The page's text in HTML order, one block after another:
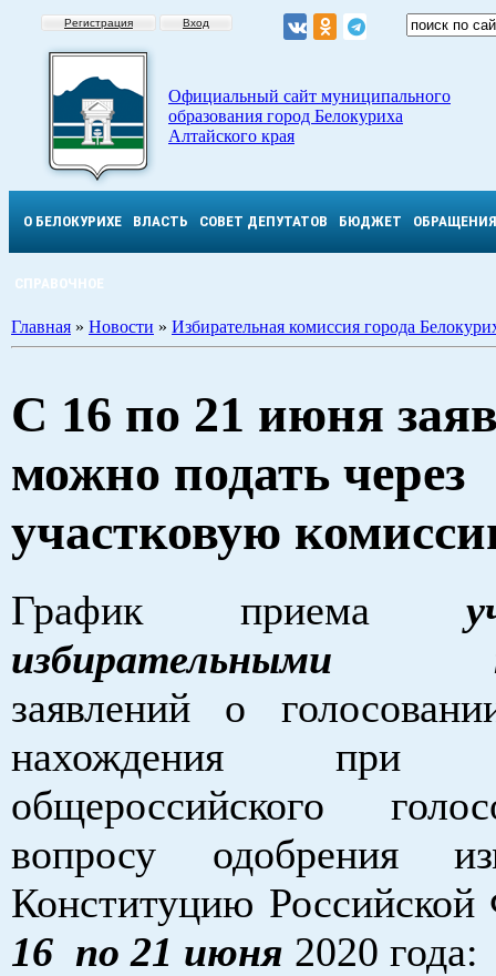
Регистрация Вход
Официальный сайт муниципального
образования город Белокуриха
Алтайского края
О БЕЛОКУРИХЕ ВЛАСТЬ СОВЕТ ДЕПУТАТОВ БЮДЖЕТ ОБРАЩЕНИЯ
СПРАВОЧНОЕ
Главная » Новости » Избирательная комиссия города
С 16 по 21 июня
можно подать через
участковую
График приема
избирательными
заявлений о
нахождения при
общероссийского
вопросу одобрения
Конституцию
16 по 21 июня 2020 года: